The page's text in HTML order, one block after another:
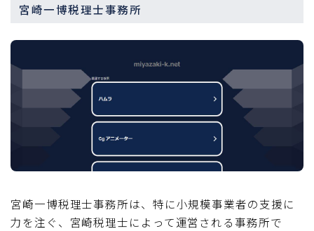
宮崎一博税理士事務所
宮崎一博税理士事務所は、特に小規模事業者の支援に
力を注ぐ、宮崎税理士によって運営される事務所で